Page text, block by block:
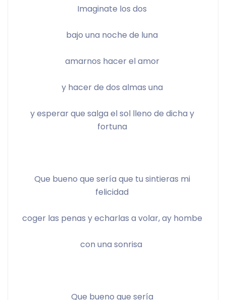
Imaginate los dos
bajo una noche de luna
amarnos hacer el amor
y hacer de dos almas una
y esperar que salga el sol lleno de dicha y
fortuna
Que bueno que sería que tu sintieras mi
felicidad
coger las penas y echarlas a volar, ay hombe
con una sonrisa
Que bueno que sería